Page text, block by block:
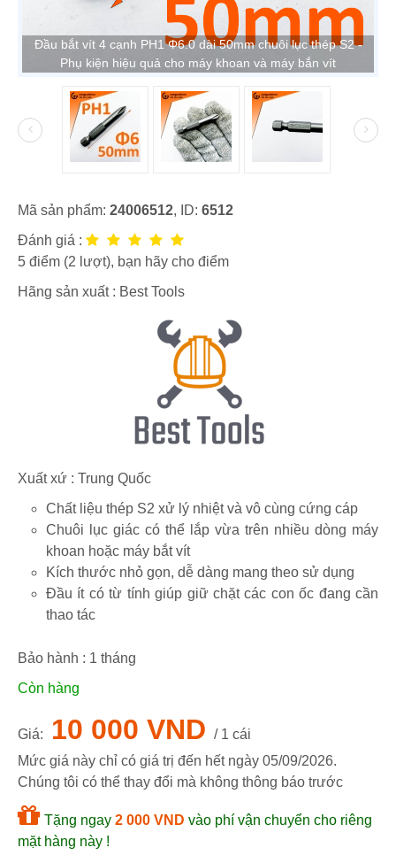
Đầu bắt vít 4 cạnh PH1 Φ6.0 dài 50mm chuôi lục thép S2 -
Phụ kiện hiệu quả cho máy khoan và máy bắn vít
Mã sản phẩm: 24006512, ID: 6512
Đánh giá :
5 điểm (2 lượt), bạn hãy cho điểm
Hãng sản xuất : Best Tools
Xuất xứ : Trung Quốc
Chất liệu thép S2 xử lý nhiệt và vô cùng cứng cáp
Chuôi lục giác có thể lắp vừa trên nhiều dòng máy
khoan hoặc máy bắt vít
Kích thước nhỏ gọn, dễ dàng mang theo sử dụng
Đầu ít có từ tính giúp giữ chặt các con ốc đang cần
thao tác
Bảo hành : 1 tháng
Còn hàng
Giá: 10 000 VND / 1 cái
Mức giá này chỉ có giá trị đến hết ngày 05/09/2026.
Chúng tôi có thể thay đổi mà không thông báo trước
Tặng ngay 2 000 VND vào phí vận chuyển cho riêng
mặt hàng này !